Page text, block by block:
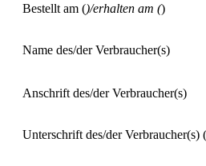
Bestellt am ()/erhalten am ()
Name des/der Verbraucher(s)
Anschrift des/der Verbraucher(s)
Unterschrift des/der